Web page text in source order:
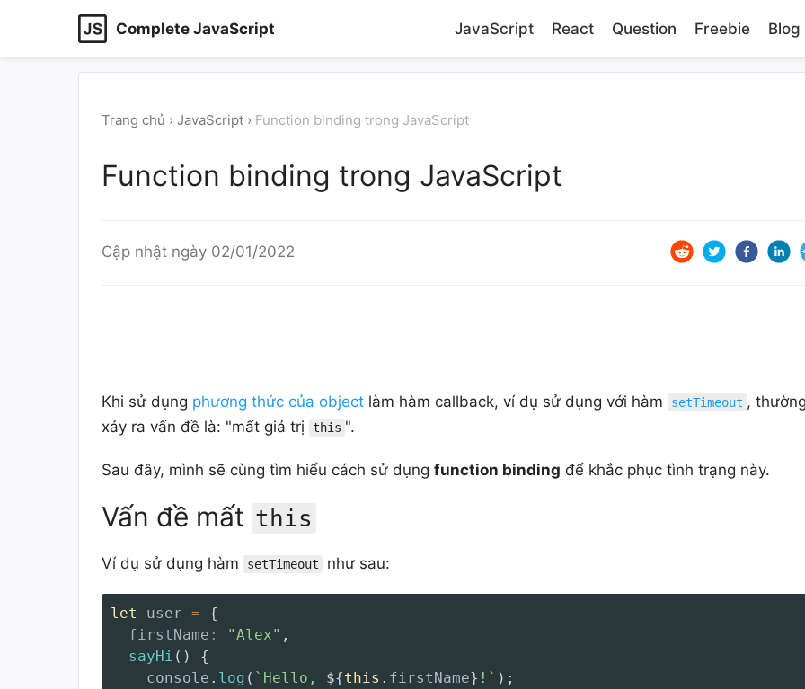
Complete JavaScript JavaScript React Question Freebie Blog
Trang chủ › JavaScript › Function binding trong JavaScript
Function binding trong JavaScript
Cập nhật ngày 02/01/2022
Khi sử dụng phương thức của object làm hàm callback, ví dụ sử dụng với hàm setTimeout ,
xảy ra vấn đề là: "mất giá trị
this ".
Sau đây, mình sẽ cùng tìm hiểu cách sử dụng function binding để khắc phục tình trạng này.
Vấn đề mất this
Ví dụ sử dụng hàm setTimeout như sau:
let user =
{
firstName : "Alex" ,
sayHi ( )
{
    console
. log ( ` Hello, ${this . firstName} ! ` ) ;